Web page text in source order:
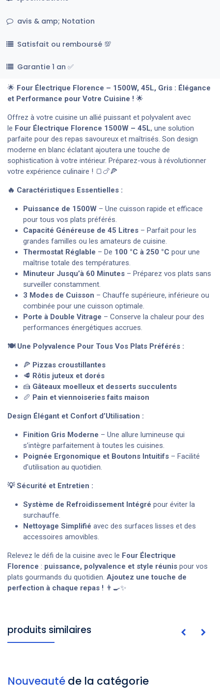
avis & amp; Notation
Satisfait ou remboursé 💯
Garantie 1 an ✅
🌟 Four Électrique Florence – 1500W, 45L, Gris : Élégance
et Performance pour Votre Cuisine ! 🌟
Offrez à votre cuisine un allié puissant et polyvalent avec
le Four Électrique Florence 1500W – 45L, une solution
parfaite pour des repas savoureux et maîtrisés. Son design
moderne en blanc éclatant ajoutera une touche de
sophistication à votre intérieur. Préparez-vous à révolutionner
votre expérience culinaire ! 🍞🍗🍕
🔥 Caractéristiques Essentielles :
Puissance de 1500W – Une cuisson rapide et efficace
pour tous vos plats préférés.
Capacité Généreuse de 45 Litres – Parfait pour les
grandes familles ou les amateurs de cuisine.
Thermostat Réglable – De 100 °C à 250 °C pour une
maîtrise totale des températures.
Minuteur Jusqu’à 60 Minutes – Préparez vos plats sans
surveiller constamment.
3 Modes de Cuisson – Chauffe supérieure, inférieure ou
combinée pour une cuisson optimale.
Porte à Double Vitrage – Conserve la chaleur pour des
performances énergétiques accrues.
🍽 Une Polyvalence Pour Tous Vos Plats Préférés :
🍕 Pizzas croustillantes
🥩 Rôtis juteux et dorés
🍰 Gâteaux moelleux et desserts succulents
🥖 Pain et viennoiseries faits maison
Design Élégant et Confort d’Utilisation :
Finition Gris Moderne – Une allure lumineuse qui
s’intègre parfaitement à toutes les cuisines.
Poignée Ergonomique et Boutons Intuitifs – Facilité
d’utilisation au quotidien.
💡 Sécurité et Entretien :
Système de Refroidissement Intégré pour éviter la
surchauffe.
Nettoyage Simplifié avec des surfaces lisses et des
accessoires amovibles.
Relevez le défi de la cuisine avec le Four Électrique
Florence : puissance, polyvalence et style réunis pour vos
plats gourmands du quotidien. Ajoutez une touche de
perfection à chaque repas ! 👨‍🍳✨
produits similaires
Nouveauté de la catégorie